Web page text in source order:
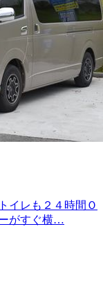
イレも２４時間Ｏ
がすぐ横…